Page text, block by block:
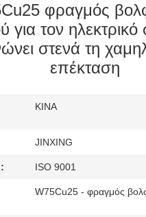
φραγμός
για τον
στενά τη
επέκταση
ΚΙΝΑ
JINXING
ISO 9001
W75Cu25 - φραγμός